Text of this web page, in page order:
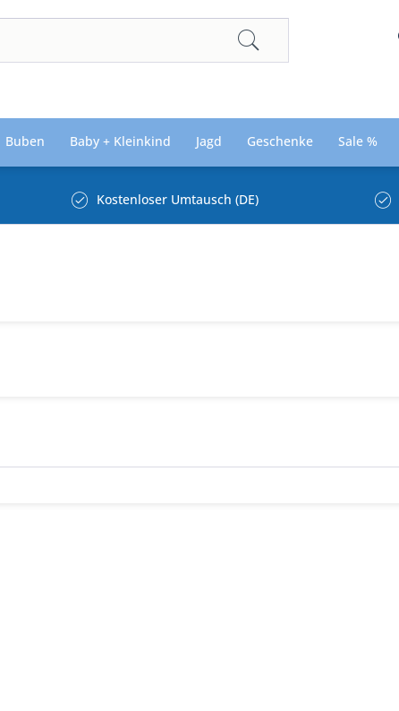
Buben Baby + Kleinkind Jagd Geschenke Sale %
Kostenloser Umtausch (DE)